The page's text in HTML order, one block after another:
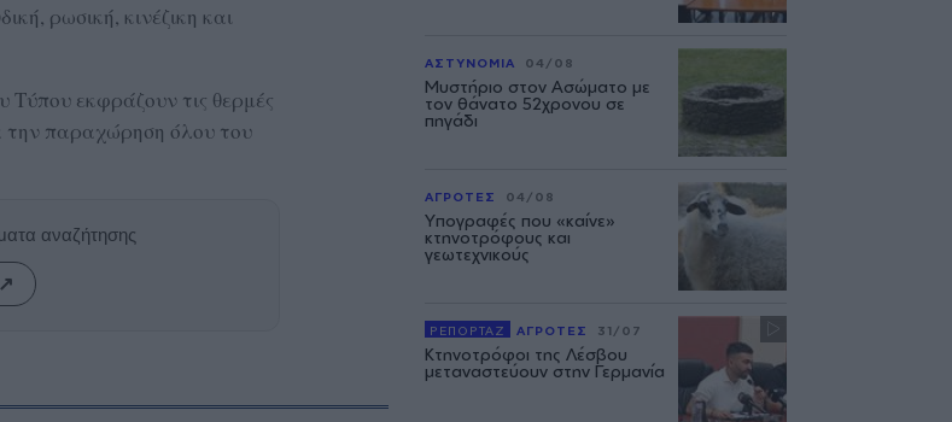
ρωσική, κινέζικη και
εκφράζουν τις θερμές
την παραχώρηση όλου του
αναζήτησης
ΑΣΤΥΝΟΜΙΑ 04/08
Μυστήριο στον Ασώματο με
τον θάνατο 52χρονου σε
πηγάδι
ΑΓΡΟΤΕΣ 04/08
Υπογραφές που «καίνε»
κτηνοτρόφους και
γεωτεχνικούς
ΡΕΠΟΡΤΑΖ ΑΓΡΟΤΕΣ 31/07
Κτηνοτρόφοι της Λέσβου
μεταναστεύουν στην Γερμανία